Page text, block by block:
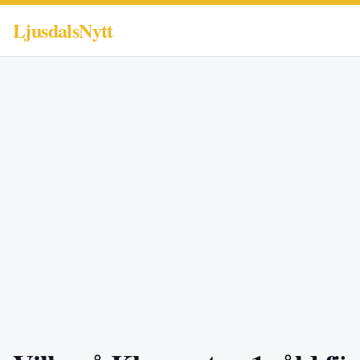
LjusdalsNytt